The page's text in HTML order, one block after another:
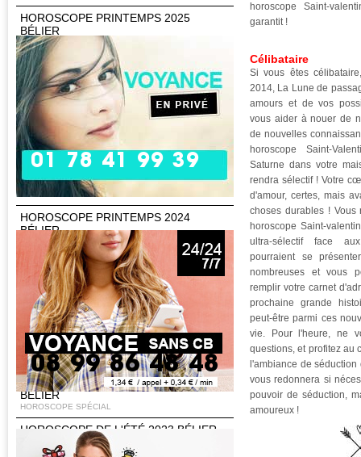
HOROSCOPE PRINTEMPS 2025
BÉLIER
HOROSCOPE SPÉCIAL
HOROSCOPE CHINOIS 2025
HOROSCOPE SPÉCIAL
HOROSCOPE 2025 BÉLIER
HOROSCOPE SPÉCIAL
HOROSCOPE DE LA RENTRÉE 2024
BÉLIER
HOROSCOPE SPÉCIAL
HOROSCOPE DE L'ÉTÉ 2024 BÉLIER
HOROSCOPE SPÉCIAL
HOROSCOPE PRINTEMPS 2024
BÉLIER
HOROSCOPE SPÉCIAL
HOROSCOPE SAINT VALENTIN 2024
BÉLIER
HOROSCOPE SPÉCIAL
HOROSCOPE CHINOIS 2024
HOROSCOPE SPÉCIAL
HOROSCOPE 2024 BÉLIER
HOROSCOPE SPÉCIAL
HOROSCOPE DE LA RENTRÉE 2023
BÉLIER
HOROSCOPE SPÉCIAL
HOROSCOPE DE L'ÉTÉ 2023 BÉLIER
HOROSCOPE SPÉCIAL
01 78 41 99 39
08 99 86 48 48
horoscope Saint-
garantit !
Célibataire
Si vous êtes
2014, La Lune de
amours et de vos
vous aider à nouer de
de nouvelles
horoscope Saint-
Saturne dans votre
rendra sélectif ! Votre
d'amour, certes, mais
choses durables ! Vous
horoscope Saint-
ultra-sélectif face
pourraient se
nombreuses et vous
remplir votre carnet
prochaine grande
peut-être parmi ces
vie. Pour l'heure, ne
questions, et profitez au
l'ambiance de
vous redonnera si
pouvoir de séduction,
amoureux !